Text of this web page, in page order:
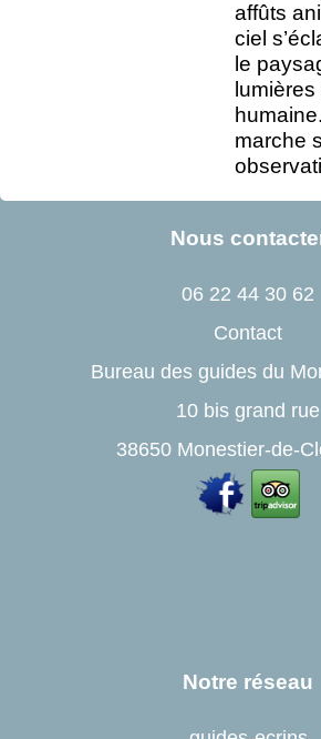
affûts
ciel
le
marche
Nous
06 22 44 30 62
Contact
Bureau des guides du
10 bis grand rue
38650 Monestier-de-
Notre réseau